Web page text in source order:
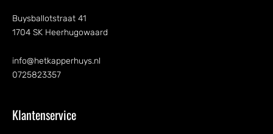
Buysballotstraat 41
1704 SK Heerhugowaard
info@hetkapperhuys.nl
0725823357
Klantenservice